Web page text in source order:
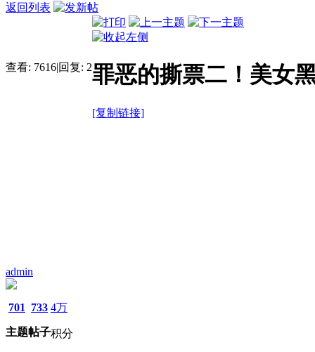
返回列表
查看: 7616|回复: 2罪恶的撕票二！美女
[复制链接]
admin
701
主题
733
帖子
4万
积分